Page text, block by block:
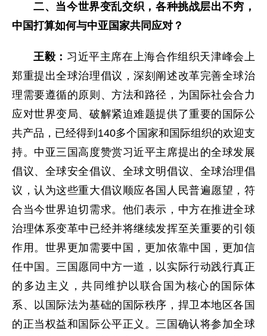
二、当今世界变乱交织，各种挑战层出不穷，
中国打算如何与中亚国家共同应对？
王毅： 习近平主席在上海合作组织天津峰会上
郑重提出全球治理倡议，深刻阐述改革完善全球治
理需要遵循的原则、方法和路径，为国际社会合力
应对世界变局、破解紧迫难题提供了重要的国际公
共产品，已经得到140多个国家和国际组织的欢迎支
持。中亚三国高度赞赏习近平主席提出的全球发展
倡议、全球安全倡议、全球文明倡议、全球治理倡
议，认为这些重大倡议顺应各国人民普遍愿望，符
合当今世界迫切需求。他们表示，中方在推进全球
治理体系变革中已经并将继续发挥至关重要的引领
作用。世界更加需要中国，更加依靠中国，更加信
任中国。三国愿同中方一道，以实际行动践行真正
的多边主义，共同维护以联合国为核心的国际体
系、以国际法为基础的国际秩序，捍卫本地区各国
的正当权益和国际公平正义。三国确认将参加全球